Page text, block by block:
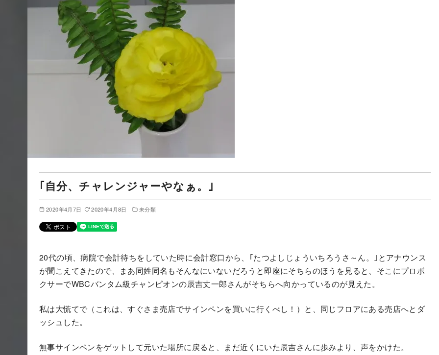
｢自分、チャレンジャーやなぁ。｣
2020年4月7日 2020年4月8日 未分類
20代の頃、病院で会計待ちをしていた時に会計窓口から、｢たつよしじょういちろうさ～ん。｣とアナウンス
が聞こえてきたので、まあ同姓同名もそんなにいないだろうと即座にそちらのほうを見ると、そこにプロボ
クサーでWBCバンタム級チャンピオンの辰吉丈一郎さんがそちらへ向かっているのが見えた。
私は大慌てで（これは、すぐさま売店でサインペンを買いに行くべし！）と、同じフロアにある売店へとダ
ッシュした。
無事サインペンをゲットして元いた場所に戻ると、まだ近くにいた辰吉さんに歩みより、声をかけた。